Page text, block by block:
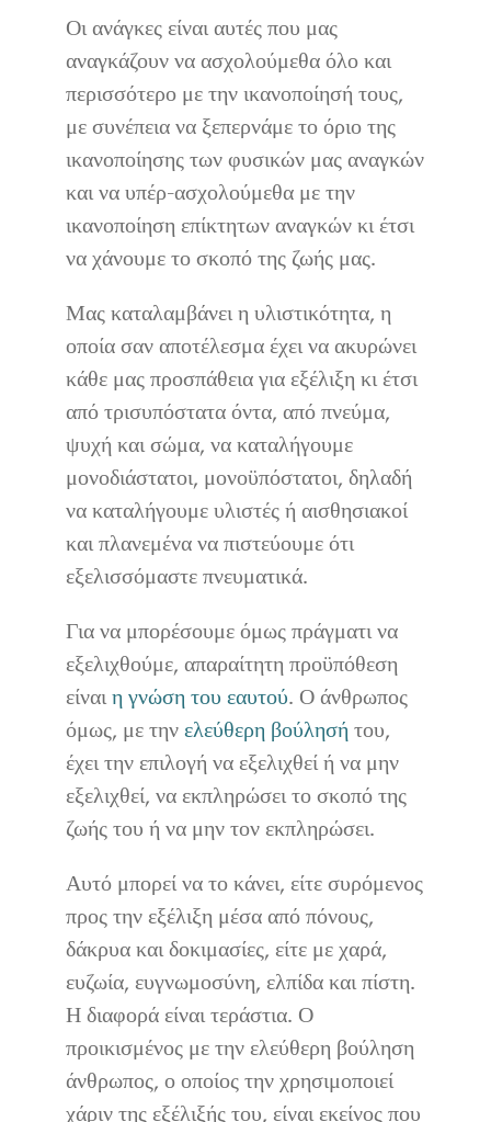
Οι ανάγκες είναι αυτές που μας
αναγκάζουν να ασχολούμεθα όλο και
περισσότερο με την ικανοποίησή τους,
με συνέπεια να ξεπερνάμε το όριο της
ικανοποίησης των φυσικών μας αναγκών
και να υπέρ-ασχολούμεθα με την
ικανοποίηση επίκτητων αναγκών κι έτσι
να χάνουμε το σκοπό της ζωής μας.
Μας καταλαμβάνει η υλιστικότητα, η
οποία σαν αποτέλεσμα έχει να ακυρώνει
κάθε μας προσπάθεια για εξέλιξη κι έτσι
από τρισυπόστατα όντα, από πνεύμα,
ψυχή και σώμα, να καταλήγουμε
μονοδιάστατοι, μονοϋπόστατοι, δηλαδή
να καταλήγουμε υλιστές ή αισθησιακοί
και πλανεμένα να πιστεύουμε ότι
εξελισσόμαστε πνευματικά.
Για να μπορέσουμε όμως πράγματι να
εξελιχθούμε, απαραίτητη προϋπόθεση
είναιη γνώση του εαυτού. Ο άνθρωπος
όμως, με τηνελεύθερη βούλησήτου,
έχει την επιλογή να εξελιχθεί ή να μην
εξελιχθεί, να εκπληρώσει το σκοπό της
ζωής του ή να μην τον εκπληρώσει.
Αυτό μπορεί να το κάνει, είτε συρόμενος
προς την εξέλιξη μέσα από πόνους,
δάκρυα και δοκιμασίες, είτε με χαρά,
ευζωία, ευγνωμοσύνη, ελπίδα και πίστη.
Η διαφορά είναι τεράστια. Ο
προικισμένος με την ελεύθερη βούληση
άνθρωπος, ο οποίος την χρησιμοποιεί
χάριν της εξέλιξής του, είναι εκείνος που